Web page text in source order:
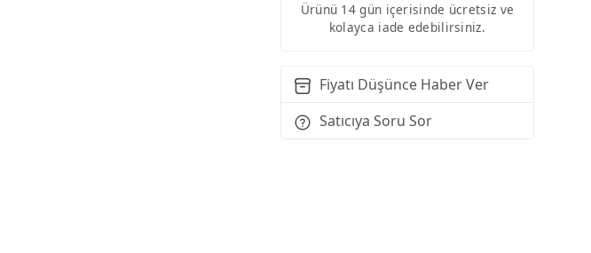
Ürünü 14 gün içerisinde ücretsiz ve
kolayca iade edebilirsiniz.
Fiyatı Düşünce Haber Ver
Satıcıya Soru Sor